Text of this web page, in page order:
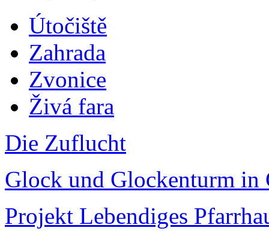
Útočiště
Zahrada
Zvonice
Živá fara
Die Zuflucht
Glock und Glockenturm in
Projekt Lebendiges